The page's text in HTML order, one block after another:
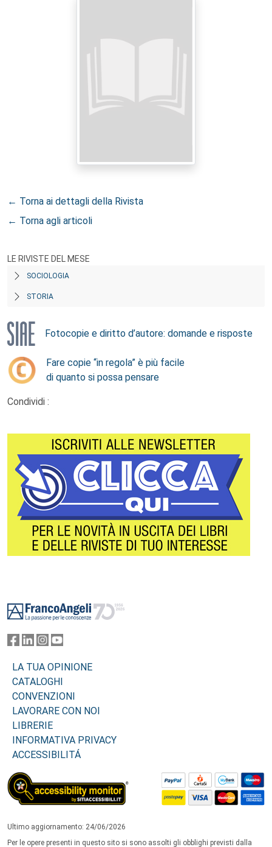
← Torna ai dettagli della Rivista
← Torna agli articoli
LE RIVISTE DEL MESE
SOCIOLOGIA
STORIA
Fotocopie e diritto d’autore: domande e risposte
Fare copie “in regola” è più facile
di quanto si possa pensare
Condividi :
LA TUA OPINIONE
CATALOGHI
CONVENZIONI
LAVORARE CON NOI
LIBRERIE
INFORMATIVA PRIVACY
ACCESSIBILITÁ
Ultimo aggiornamento: 24/06/2026
Per le opere presenti in questo sito si sono assolti gli obblighi previsti dalla